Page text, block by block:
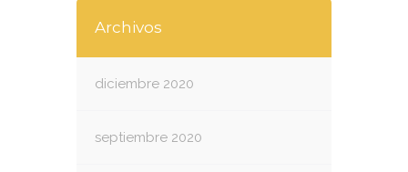
Archivos
diciembre 2020
septiembre 2020